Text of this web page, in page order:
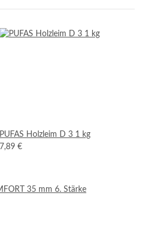
PUFAS Holzleim D 3 1 kg
7,89 €